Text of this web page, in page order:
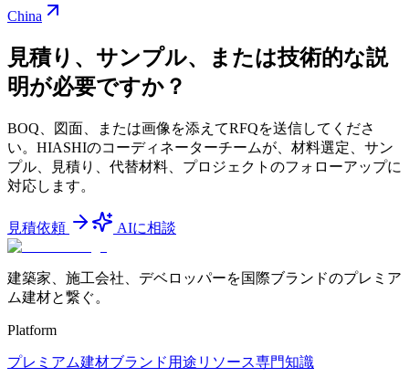
China
見積り、サンプル、または技術的な説
明が必要ですか？
BOQ、図面、または画像を添えてRFQを送信してくださ
い。HIASHIのコーディネーターチームが、材料選定、サン
プル、見積り、代替材料、プロジェクトのフォローアップに
対応します。
見積依頼 AIに相談
建築家、施工会社、デベロッパーを国際ブランドのプレミア
ム建材と繋ぐ。
Platform
プレミアム建材ブランド 用途 リソース専門知識